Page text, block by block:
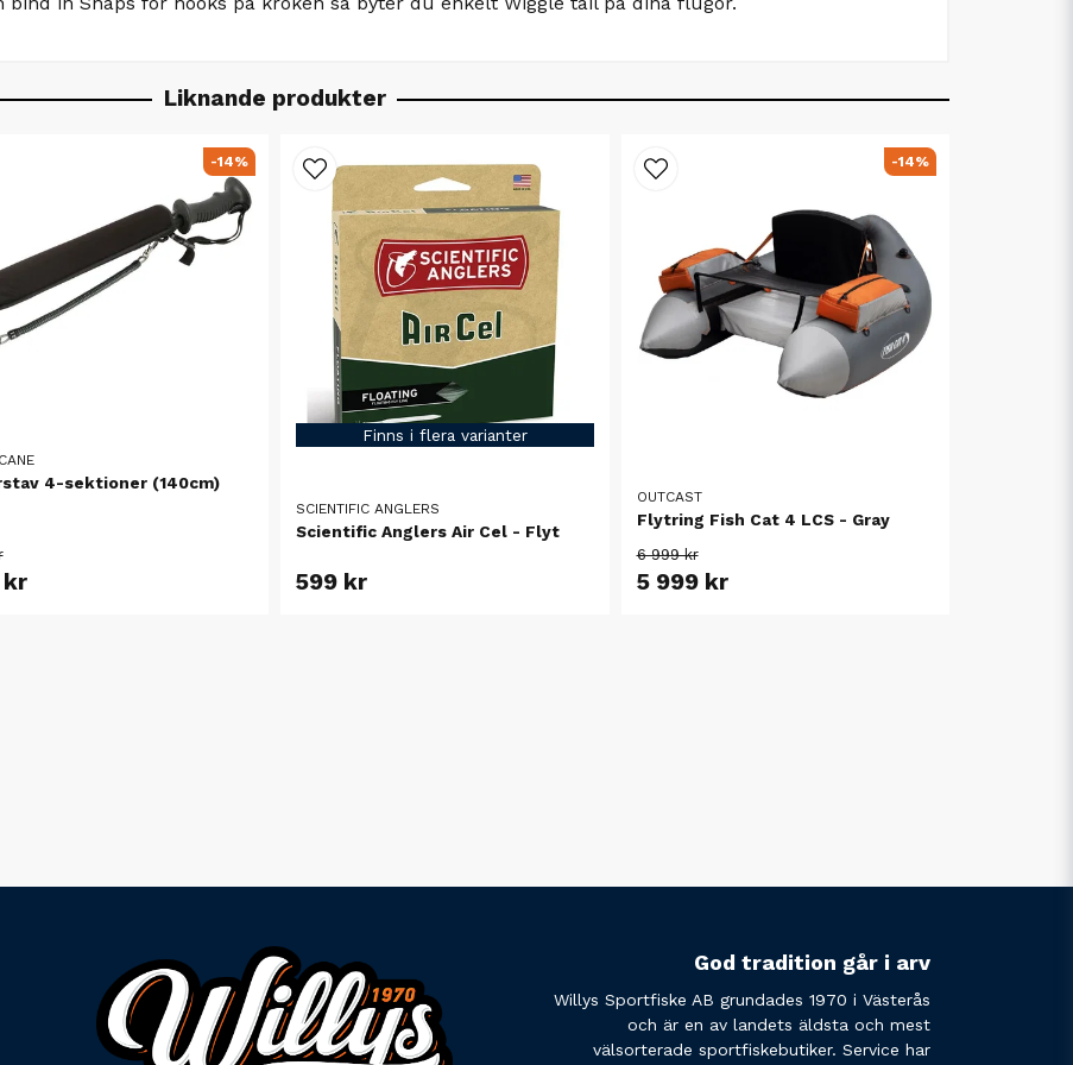
Liknande produkter
4-sektioner (140cm)
kr
-14%
Finns i flera varianter
SCIENTIFIC ANGLERS
Scientific Anglers Air Cel - Flyt
599 kr
OUTCAST
Flytring Fish Cat 4 LCS - Gray
6 999 kr
5 999 kr
-14%
God tradition går i arv
Willys Sportfiske AB grundades 1970 i Västerås
och är en av landets äldsta och mest
välsorterade sportfiskebutiker. Service har